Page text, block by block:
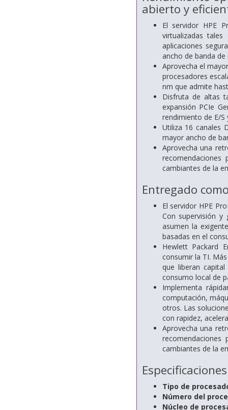
abierto y
El servidor HPE
virtualizadas
aplicaciones
ancho de banda de
Aprovecha el
procesadores
nm que admite
Disfruta de altas
expansión PCIe
rendimiento de E/S
Utiliza 16 canales
mayor ancho de
Aprovecha una
cambiantes de la
Entregado
El servidor HPE
Con supervisión
asumen la
basadas en el
Hewlett Packard
consumir la TI.
que liberan
consumo local de
Implementa
computación,
otros. Las
con rapidez,
Aprovecha una
cambiantes de la
Especificaciones
Tipo de
Número del
Núcleo de